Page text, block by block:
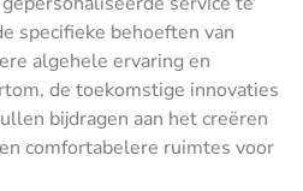
specifieke behoeften van
algehele ervaring en
de toekomstige innovaties
bijdragen aan het creëren
comfortabelere ruimtes voor